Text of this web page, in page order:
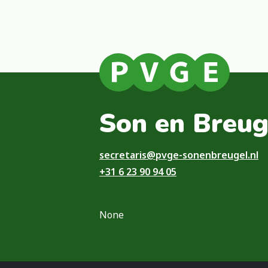
Son en
secretaris@pvge-sonenbreugel.nl
+31 6 23 90 94 05
None